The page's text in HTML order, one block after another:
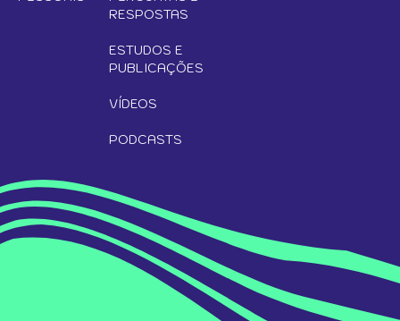
RESPOSTAS
ESTUDOS E
PUBLICAÇÕES
VÍDEOS
PODCASTS